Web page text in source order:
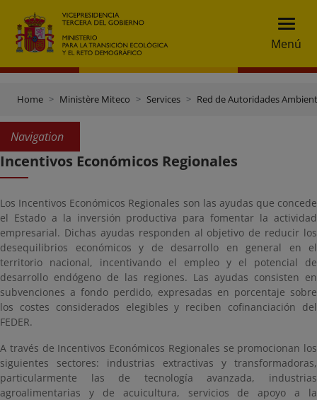
Menú
Home Ministère Miteco Services Red de Autoridades
Navigation
Incentivos Económicos Regionales
Los Incentivos Económicos Regionales son las ayudas que concede
el Estado a la inversión productiva para fomentar la actividad
empresarial. Dichas ayudas responden al objetivo de reducir los
desequilibrios económicos y de desarrollo en general en el
territorio nacional, incentivando el empleo y el potencial de
desarrollo endógeno de las regiones. Las ayudas consisten en
subvenciones a fondo perdido, expresadas en porcentaje sobre
los costes considerados elegibles y reciben cofinanciación del
FEDER.
A través de Incentivos Económicos Regionales se promocionan los
siguientes sectores: industrias extractivas y transformadoras,
particularmente las de tecnología avanzada, industrias
agroalimentarias y de acuicultura, servicios de apoyo a la